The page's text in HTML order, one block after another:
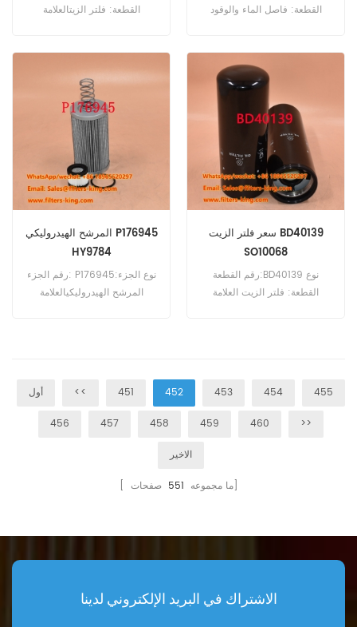
القطعة: فلتر الزيتالعلامة
Caterpillar 245D 3400
6030FS 924F 910.
القطعة: فاصل الماء والوقود
للطلب: 60 قطعة WF10064
فاصل الماء والوقود مرجع متقاطع
9Y-4432 للاستخدام في
محركات كاتربيلر.
المرشح الهيدروليكي P176945
HY9784
رقم الجزء: P176945نوع الجزء:
المرشح الهيدروليكيالعلامة
سعر فلتر الزيت BD40139
SO10068
رقم القطعة:BD40139 نوع
القطعة: فلتر الزيت العلامة
أول << 451 452 453 454 455
456 457 458 459 460 >>
الاخير
[ ما مجموعه 551 صفحات]
الاشتراك في البريد الإلكتروني لدينا